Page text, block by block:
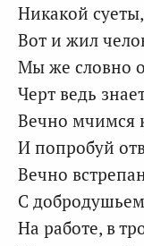
Никакой
Вот и жил
Мы же словно
Черт ведь
Вечно мчимся
И попробуй
Вечно
С
На работе, в